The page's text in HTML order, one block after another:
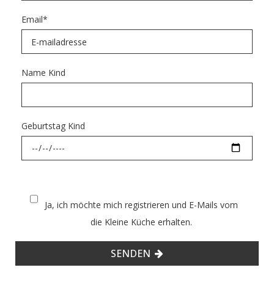
Email*
Name Kind
Geburtstag Kind
Ja, ich möchte mich registrieren und E-Mails vom
die Kleine Küche erhalten.
SENDEN